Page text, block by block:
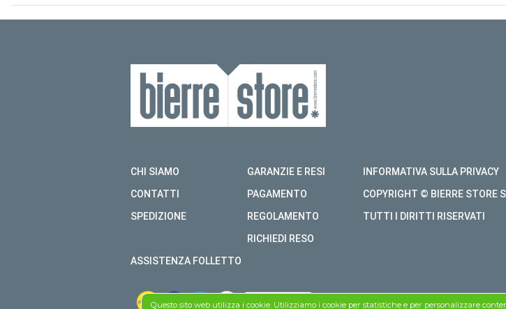
CHI SIAMO
CONTATTI
SPEDIZIONE
GARANZIE E RESI
PAGAMENTO
REGOLAMENTO
RICHIEDI RESO
INFORMATIVA SULLA PRIVACY
COPYRIGHT © BIERRE STORE
TUTTI I DIRITTI RISERVATI
ASSISTENZA FOLLETTO
Questo sito web utilizza i cookie. Utilizziamo i cookie per statistiche e per personalizzare